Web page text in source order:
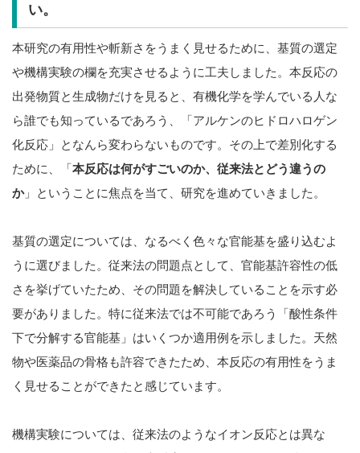
い。
本研究の有用性や斬新さをうまく見せるために、基質の選定
や機構実験の欄を充実させるように工夫しました。本反応の
出発物質と生成物だけを見ると、有機化学を学んでいる人な
ら誰でも知っているであろう、「アルケンのヒドロハロゲン
化反応」となんら変わらないものです。その上で差別化する
ために、「本反応は何がすごいのか、従来法とどう違うの
か」ということに焦点を当て、研究を進めていきました。
基質の選定については、なるべく色々な官能基を盛り込むよ
うに選びました。従来法の問題点として、官能基許容性の低
さを挙げていたため、その問題を解決していることを示す必
要がありました。特に従来法では不可能であろう「酸性条件
下で分解する官能基」はいくつか適用例を示しました。天然
物や医薬品の骨格も許容できたため、本反応の有用性をうま
く見せることができたと感じています。
機構実験については、従来法のようなイオン反応とは異な